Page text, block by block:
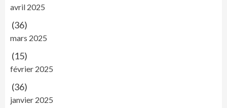
avril 2025
(36)
mars 2025
(15)
février 2025
(36)
janvier 2025